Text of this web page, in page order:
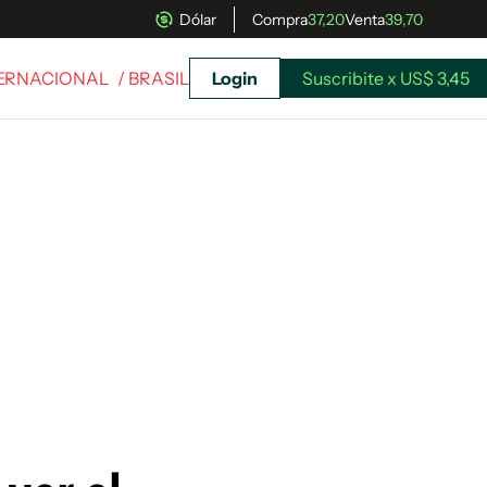
Dólar Compra37,20Venta39,70
Suscribite x US$ 3,45
/ BRASIL Login Suscribite x US$ 3,45